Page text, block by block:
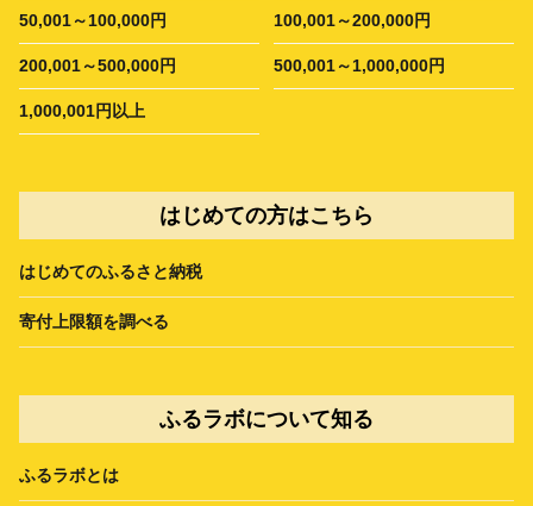
50,001～100,000円 100,001～200,000円
200,001～500,000円 500,001～1,000,000円
1,000,001円以上
はじめての方はこちら
はじめてのふるさと納税
寄付上限額を調べる
ふるラボについて知る
ふるラボとは